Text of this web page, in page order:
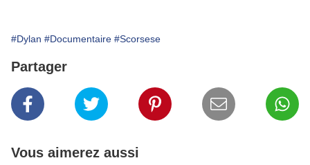
#Dylan #Documentaire #Scorsese
Partager
Vous aimerez aussi